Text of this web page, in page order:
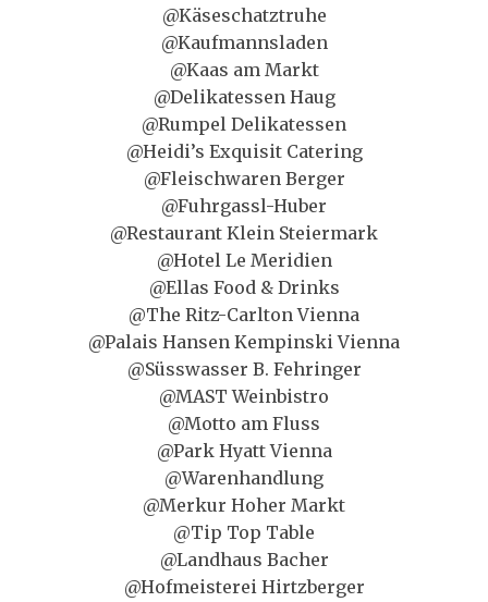
@Käseschatztruhe
@Kaufmannsladen
@Kaas am Markt
@Delikatessen Haug
@Rumpel Delikatessen
@Heidi’s Exquisit Catering
@Fleischwaren Berger
@Fuhrgassl-Huber
@Restaurant Klein Steiermark
@Hotel Le Meridien
@Ellas Food & Drinks
@The Ritz-Carlton Vienna
@Palais Hansen Kempinski Vienna
@Süsswasser B. Fehringer
@MAST Weinbistro
@Motto am Fluss
@Park Hyatt Vienna
@Warenhandlung
@Merkur Hoher Markt
@Tip Top Table
@Landhaus Bacher
@Hofmeisterei Hirtzberger